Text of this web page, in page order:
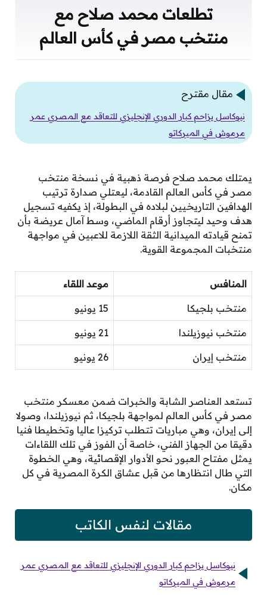
تطلعات محمد صلاح مع
منتخب مصر في كأس العالم
مقال مقترح
نيوكاسل يزاحم كبار الدوري الإنجليزي للتعاقد مع المصري عمر
مرموش في الميركاتو
يمتلك محمد صلاح فرصة ذهبية في نسخة منتخب
مصر في كأس العالم القادمة، ليعتلي صدارة ترتيب
الهدافين التاريخيين لبلاده في البطولة، إذ يكفيه تسجيل
هدف وحيد ليتجاوز أرقام الماضي، وسط آمال عريضة بأن
تمنح قيادته الميدانية الثقة اللازمة للاعبين في مواجهة
منتخبات المجموعة القوية.
المنافس موعد اللقاء
منتخب بلجيكا 15 يونيو
منتخب نيوزيلندا 21 يونيو
منتخب إيران 26 يونيو
تستعد العناصر الشابة والخبرات ضمن معسكر منتخب
مصر في كأس العالم لمواجهة بلجيكا، ثم نيوزيلندا، وصولا
إلى إيران، وهي مباريات تتطلب تركيزا عاليا وتخطيطا فنيا
دقيقا من الجهاز الفني، خاصة أن الفوز في تلك اللقاءات
يمثل مفتاح العبور نحو الأدوار الإقصائية، وهي الخطوة
التي طال انتظارها من قبل عشاق الكرة المصرية في كل
مكان.
مقالات لنفس الكاتب
نيوكاسل يزاحم كبار الدوري الإنجليزي للتعاقد مع المصري عمر
مرموش في الميركاتو